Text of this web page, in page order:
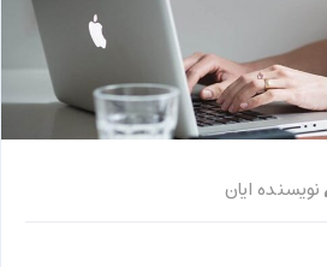
نویسنده ایان